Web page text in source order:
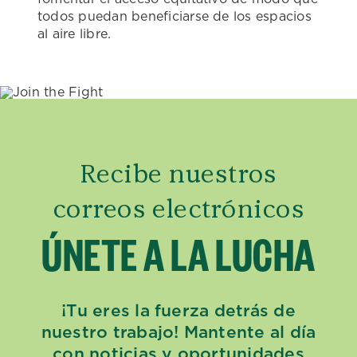
todos puedan beneficiarse de los espacios
al aire libre.
Recibe nuestros
correos electrónicos
ÚNETE A LA LUCHA
¡Tu eres la fuerza detrás de
nuestro trabajo! Mantente al día